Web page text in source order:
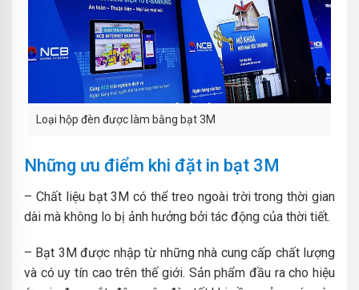
Loại hộp đèn được làm bằng bạt 3M
Những ưu điểm khi đặt in bạt 3M
– Chất liệu bạt 3M có thể treo ngoài trời trong thời gian
dài mà không lo bị ảnh hưởng bởi tác động của thời tiết.
– Bạt 3M được nhập từ những nhà cung cấp chất lượng
và có uy tín cao trên thế giới. Sản phẩm đầu ra cho hiệu